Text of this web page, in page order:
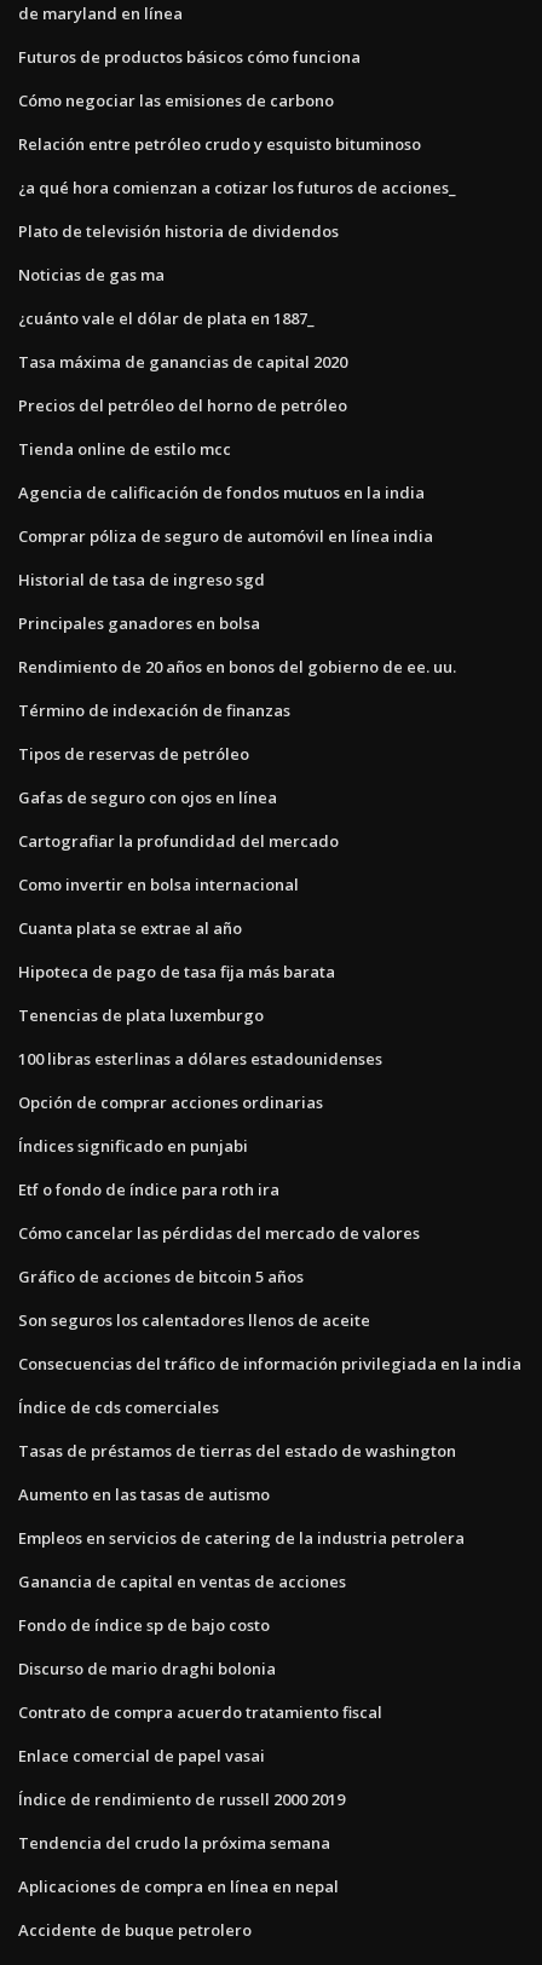
de maryland en línea
Futuros de productos básicos cómo funciona
Cómo negociar las emisiones de carbono
Relación entre petróleo crudo y esquisto bituminoso
¿a qué hora comienzan a cotizar los futuros de acciones_
Plato de televisión historia de dividendos
Noticias de gas ma
¿cuánto vale el dólar de plata en 1887_
Tasa máxima de ganancias de capital 2020
Precios del petróleo del horno de petróleo
Tienda online de estilo mcc
Agencia de calificación de fondos mutuos en la india
Comprar póliza de seguro de automóvil en línea india
Historial de tasa de ingreso sgd
Principales ganadores en bolsa
Rendimiento de 20 años en bonos del gobierno de ee. uu.
Término de indexación de finanzas
Tipos de reservas de petróleo
Gafas de seguro con ojos en línea
Cartografiar la profundidad del mercado
Como invertir en bolsa internacional
Cuanta plata se extrae al año
Hipoteca de pago de tasa fija más barata
Tenencias de plata luxemburgo
100 libras esterlinas a dólares estadounidenses
Opción de comprar acciones ordinarias
Índices significado en punjabi
Etf o fondo de índice para roth ira
Cómo cancelar las pérdidas del mercado de valores
Gráfico de acciones de bitcoin 5 años
Son seguros los calentadores llenos de aceite
Consecuencias del tráfico de información privilegiada en la india
Índice de cds comerciales
Tasas de préstamos de tierras del estado de washington
Aumento en las tasas de autismo
Empleos en servicios de catering de la industria petrolera
Ganancia de capital en ventas de acciones
Fondo de índice sp de bajo costo
Discurso de mario draghi bolonia
Contrato de compra acuerdo tratamiento fiscal
Enlace comercial de papel vasai
Índice de rendimiento de russell 2000 2019
Tendencia del crudo la próxima semana
Aplicaciones de compra en línea en nepal
Accidente de buque petrolero